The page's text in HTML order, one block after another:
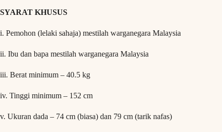
SYARAT KHUSUS
i. Pemohon (lelaki sahaja) mestilah warganegara Malaysia
ii. Ibu dan bapa mestilah warganegara Malaysia
iii. Berat minimum – 40.5 kg
iv. Tinggi minimum – 152 cm
v. Ukuran dada – 74 cm (biasa) dan 79 cm (tarik nafas)